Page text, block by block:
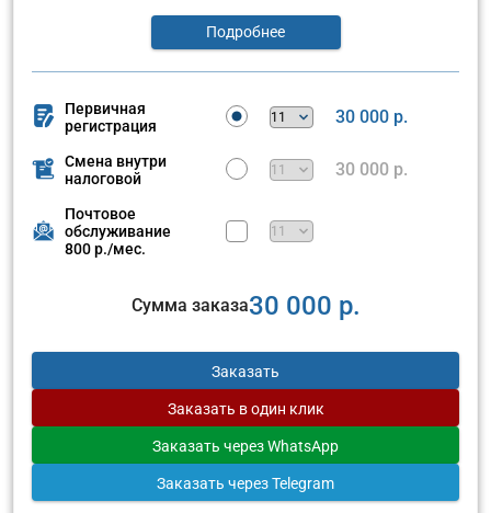
Подробнее
Первичная
регистрация
30 000 р.
Смена внутри
налоговой
30 000 р.
Почтовое
обслуживание
800 р./мес.
Сумма заказа30 000 р.
Заказать
Заказать в один клик
Заказать через WhatsApp
Заказать через Telegram